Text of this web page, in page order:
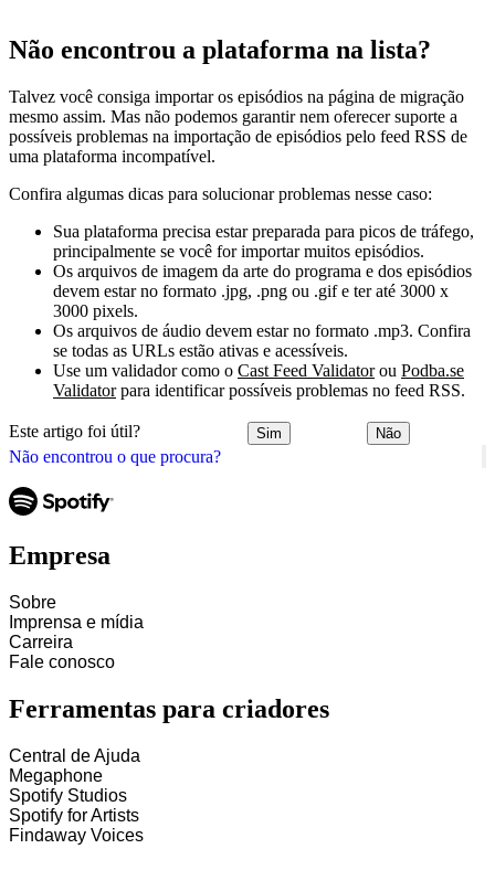
Não encontrou o que procura?
Não encontrou a plataforma na lista?
Talvez você consiga importar os episódios na página de migração
mesmo assim. Mas não podemos garantir nem oferecer suporte a
possíveis problemas na importação de episódios pelo feed RSS de
uma plataforma incompatível.
Confira algumas dicas para solucionar problemas nesse caso:
Sua plataforma precisa estar preparada para picos de tráfego,
principalmente se você for importar muitos episódios.
Os arquivos de imagem da arte do programa e dos episódios
devem estar no formato .jpg, .png ou .gif e ter até 3000 x
3000 pixels.
Os arquivos de áudio devem estar no formato .mp3. Confira
se todas as URLs estão ativas e acessíveis.
Use um validador como o Cast Feed Validatorou Podba.se
Validatorpara identificar possíveis problemas no feed RSS.
Este artigo foi útil? Sim Não
Empresa
Sobre
Imprensa e mídia
Carreira
Fale conosco
Ferramentas para criadores
Central de Ajuda
Megaphone
Spotify Studios
Spotify for Artists
Findaway Voices